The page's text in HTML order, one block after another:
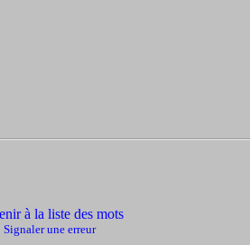
à la liste des mots
Signaler une erreur